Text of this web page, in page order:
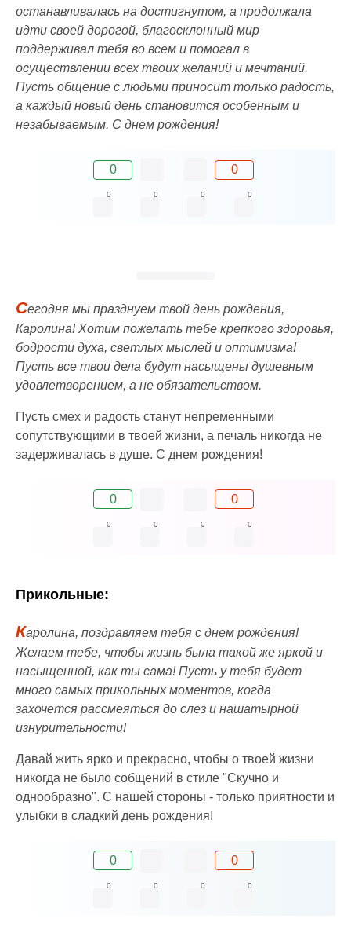
останавливалась на достигнутом, а продолжала
идти своей дорогой, благосклонный мир
поддерживал тебя во всем и помогал в
осуществлении всех твоих желаний и мечтаний.
Пусть общение с людьми приносит только радость,
а каждый новый день становится особенным и
незабываемым. C днем рождения!
0 0
0 0 0 0
Сегодня мы празднуем твой день рождения,
Каролина! Хотим пожелать тебе крепкого здоровья,
бодрости духа, светлых мыслей и оптимизма!
Пусть все твои дела будут насыщены душевным
удовлетворением, а не обязательством.
Пусть смех и радость станут непременными
сопутствующими в твоей жизни, а печаль никогда не
задерживалась в душе. С днем рождения!
0 0
0 0 0 0
Прикольные:
Каролина, поздравляем тебя с днем рождения!
Желаем тебе, чтобы жизнь была такой же яркой и
насыщенной, как ты сама! Пусть у тебя будет
много самых прикольных моментов, когда
захочется рассмеяться до слез и нашатырной
изнурительности!
Давай жить ярко и прекрасно, чтобы о твоей жизни
никогда не было собщений в стиле "Скучно и
однообразно". С нашей стороны - только приятности и
улыбки в сладкий день рождения!
0 0
0 0 0 0